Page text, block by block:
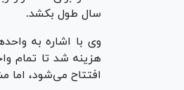
سال طول بکشد.
هزینه شد تا تمام
افتتاح می‌شود، اما